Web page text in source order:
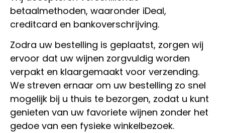
betaalmethoden, waaronder iDeal,
creditcard en bankoverschrijving.
Zodra uw bestelling is geplaatst, zorgen wij
ervoor dat uw wijnen zorgvuldig worden
verpakt en klaargemaakt voor verzending.
We streven ernaar om uw bestelling zo snel
mogelijk bij u thuis te bezorgen, zodat u kunt
genieten van uw favoriete wijnen zonder het
gedoe van een fysieke winkelbezoek.